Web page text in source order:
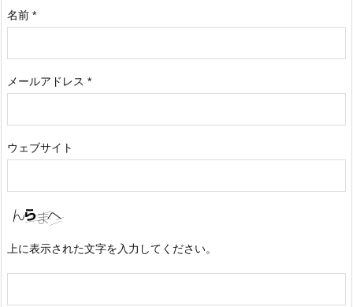
名前 *
メールアドレス *
ウェブサイト
上に表示された文字を入力してください。